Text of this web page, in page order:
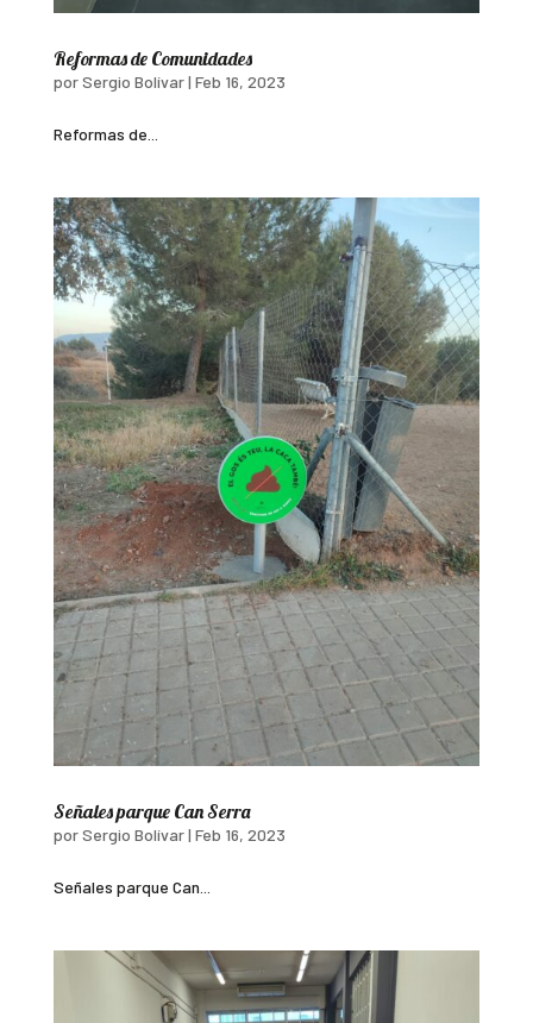
Reformas de Comunidades
porSergio Bolívar| Feb 16, 2023
Reformas de...
Señales parque Can Serra
porSergio Bolívar| Feb 16, 2023
Señales parque Can...